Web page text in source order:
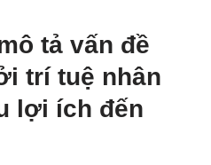
tả vấn đề
trí tuệ nhân
lợi ích đến